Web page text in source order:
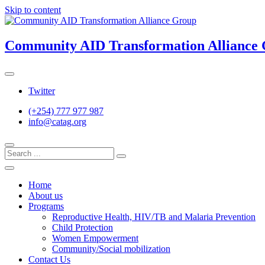
Skip to content
Community AID Transformation Alliance
Twitter
(+254) 777 977 987
info@catag.org
Home
About us
Programs
Reproductive Health, HIV/TB and Malaria Prevention
Child Protection
Women Empowerment
Community/Social mobilization
Contact Us